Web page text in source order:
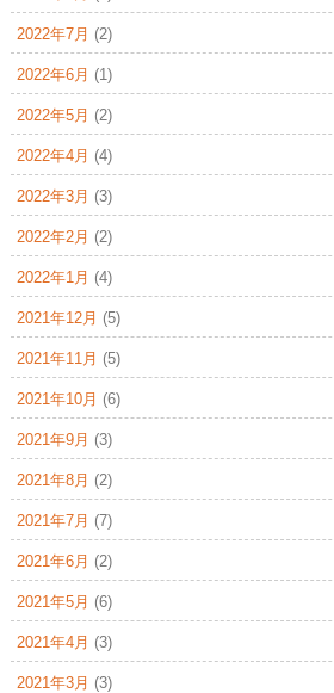
2022年7月 (2)
2022年6月 (1)
2022年5月 (2)
2022年4月 (4)
2022年3月 (3)
2022年2月 (2)
2022年1月 (4)
2021年12月 (5)
2021年11月 (5)
2021年10月 (6)
2021年9月 (3)
2021年8月 (2)
2021年7月 (7)
2021年6月 (2)
2021年5月 (6)
2021年4月 (3)
2021年3月 (3)